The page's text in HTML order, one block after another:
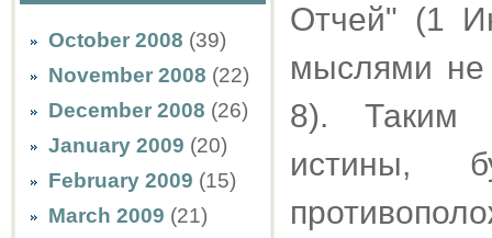
October 2008 (39)
November 2008 (22)
December 2008 (26)
January 2009 (20)
February 2009 (15)
March 2009 (21)
Отчей" (1
мыслями не
8). Таким
истины,